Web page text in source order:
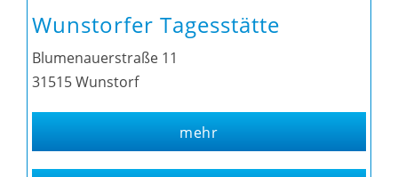
Wunstorfer Tagesstätte
Blumenauerstraße 11
31515 Wunstorf
mehr